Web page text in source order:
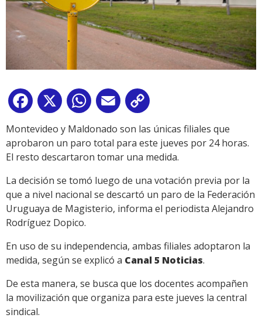
Facebook
X WhatsApp
Email
Link
Montevideo y Maldonado son las únicas filiales que
aprobaron un paro total para este jueves por 24 horas.
El resto descartaron tomar una medida.
La decisión se tomó luego de una votación previa por la
que a nivel nacional se descartó un paro de la Federación
Uruguaya de Magisterio, informa el periodista Alejandro
Rodríguez Dopico.
En uso de su independencia, ambas filiales adoptaron la
medida, según se explicó a Canal 5 Noticias.
De esta manera, se busca que los docentes acompañen
la movilización que organiza para este jueves la central
sindical.